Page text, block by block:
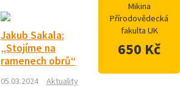
Jakub Sakala:
„Stojíme na
ramenech obrů“
05.03.2024
Aktuality
Mikina
Přírodovědecká
fakulta UK
650 Kč